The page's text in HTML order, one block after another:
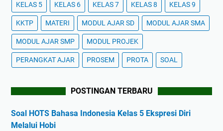
KELAS 5 KELAS 6 KELAS 7 KELAS 8 KELAS 9
KKTP MATERI MODUL AJAR SD MODUL AJAR SMA
MODUL AJAR SMP MODUL PROJEK
PERANGKAT AJAR PROSEM PROTA SOAL
POSTINGAN TERBARU
Soal HOTS Bahasa Indonesia Kelas 5 Ekspresi Diri
Melalui Hobi